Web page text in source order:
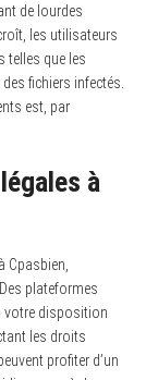
de lourdes
les utilisateurs
telles que les
fichiers infectés.
est, par
à
Cpasbien,
Des plateformes
votre disposition
les droits
profiter d’un